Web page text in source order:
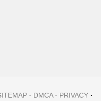
· DMCA· PRIVACY ·